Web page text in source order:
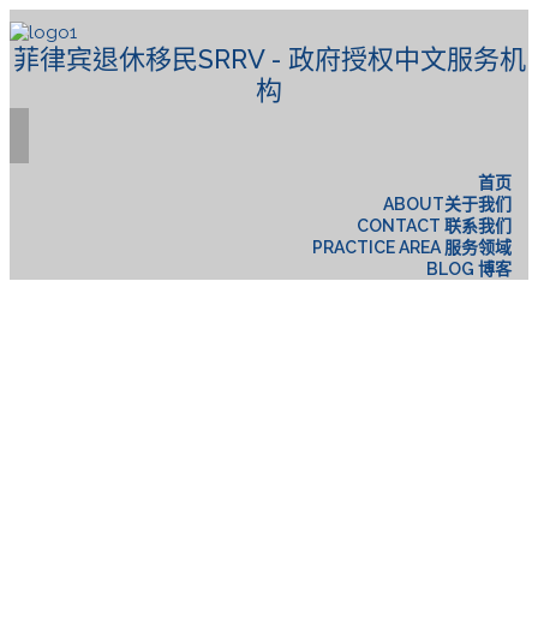
菲律宾退休移民SRRV - 政府授权中文服务机
构
首页
ABOUT关于我们
CONTACT 联系我们
PRACTICE AREA 服务领域
BLOG 博客